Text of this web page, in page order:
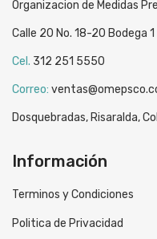
Organizacion de Medidas
Calle 20 No. 18-20 Bodega 1
Cel. 312 251 5550
Correo:
Dosquebradas, Risaralda,
Información
Terminos y Condiciones
Politica de Privacidad